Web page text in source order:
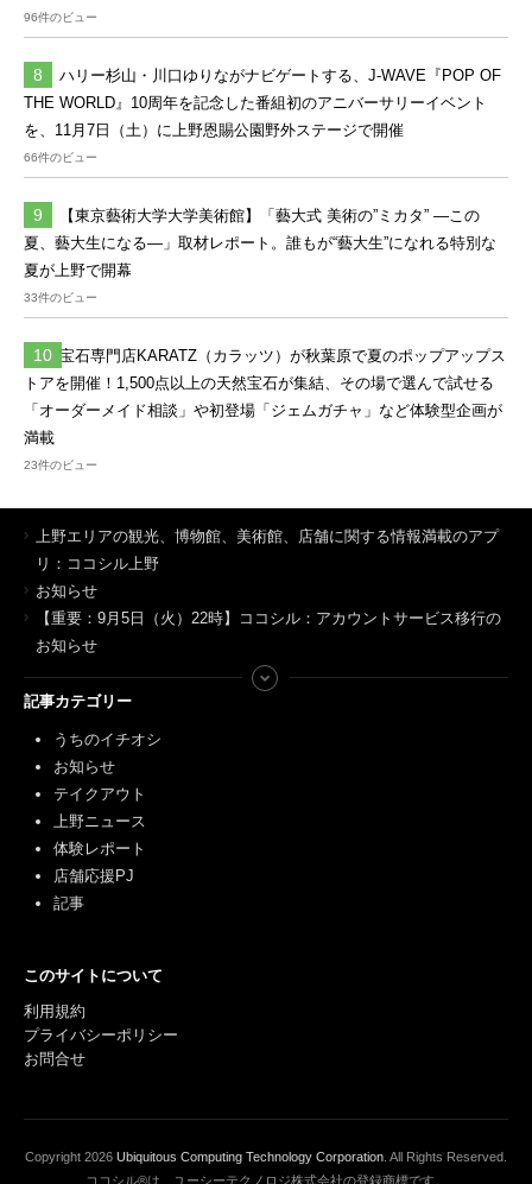
96件のビュー
ハリー杉山・川口ゆりながナビゲートする、J-WAVE『POP OF
THE WORLD』10周年を記念した番組初のアニバーサリーイベント
を、11月7日（土）に上野恩賜公園野外ステージで開催
66件のビュー
【東京藝術大学大学美術館】「藝大式 美術の”ミカタ” ―この
夏、藝大生になる―」取材レポート。誰もが“藝大生”になれる特別な
夏が上野で開幕
33件のビュー
宝石専門店KARATZ（カラッツ）が秋葉原で夏のポップアップス
トアを開催！1,500点以上の天然宝石が集結、その場で選んで試せる
「オーダーメイド相談」や初登場「ジェムガチャ」など体験型企画が
満載
23件のビュー
上野エリアの観光、博物館、美術館、店舗に関する情報満載のアプ
リ：ココシル上野
お知らせ
【重要：9月5日（火）22時】ココシル：アカウントサービス移行の
お知らせ
記事カテゴリー
うちのイチオシ
お知らせ
テイクアウト
上野ニュース
体験レポート
店舗応援PJ
記事
このサイトについて
利用規約
プライバシーポリシー
お問合せ
Copyright 2026 Ubiquitous Computing Technology Corporation . All Rights Reserved.
ココシル®は、ユーシーテクノロジ株式会社の登録商標です。